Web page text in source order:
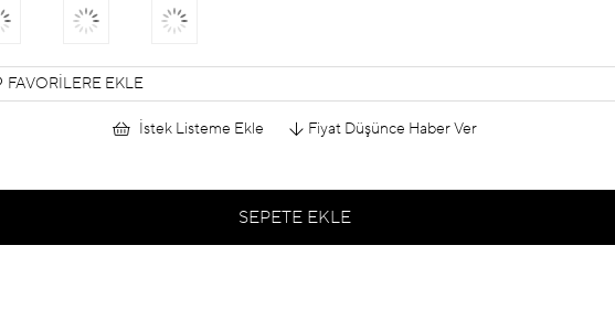
FAVORILERE EKLE
İstek Listeme Ekle Fiyat Düşünce Haber Ver